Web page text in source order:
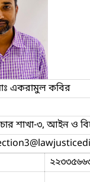
একরামুল কবির
শাখা-৩, আইন ও